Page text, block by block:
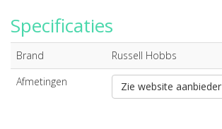
Specificaties
Brand
Russell Hobbs
Afmetingen
Zie website aanbieder